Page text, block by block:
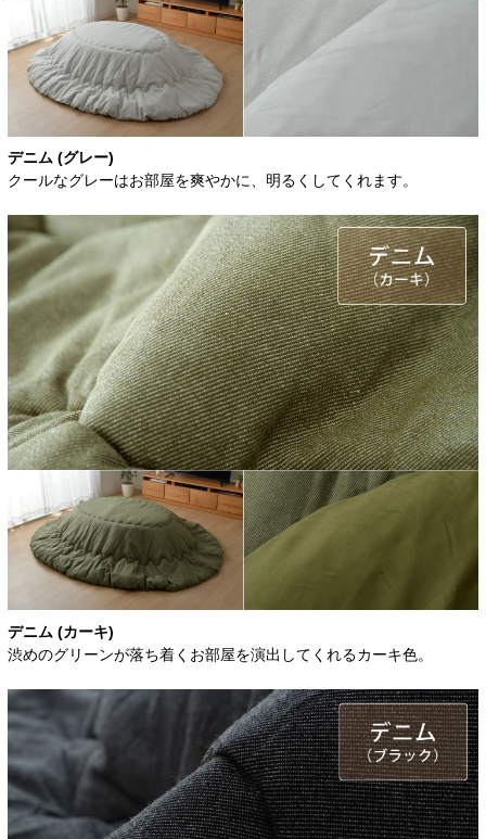
デニム (グレー)
クールなグレーはお部屋を爽やかに、明るくしてくれます。
デニム (カーキ)
渋めのグリーンが落ち着くお部屋を演出してくれるカーキ色。